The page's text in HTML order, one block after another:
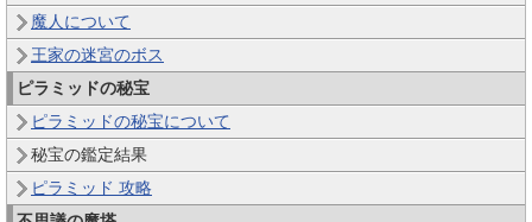
魔人について
王家の迷宮のボス
ピラミッドの秘宝
ピラミッドの秘宝について
秘宝の鑑定結果
ピラミッド 攻略